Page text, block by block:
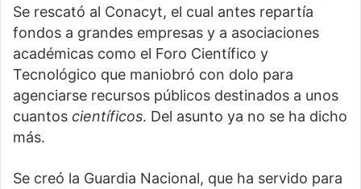
Se rescató al Conacyt, el cual antes repartía
fondos a grandes empresas y a asociaciones
académicas como el Foro Científico y
Tecnológico que maniobró con dolo para
agenciarse recursos públicos destinados a unos
cuantos científicos. Del asunto ya no se ha dicho
más.
Se creó la Guardia Nacional, que ha servido para